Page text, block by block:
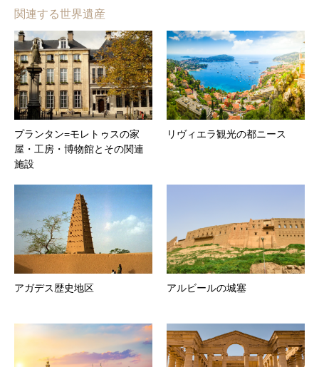
関連する世界遺産
プランタン=モレトゥスの家
屋・工房・博物館とその関連
施設
リヴィエラ観光の都ニース
アガデス歴史地区 アルビールの城塞